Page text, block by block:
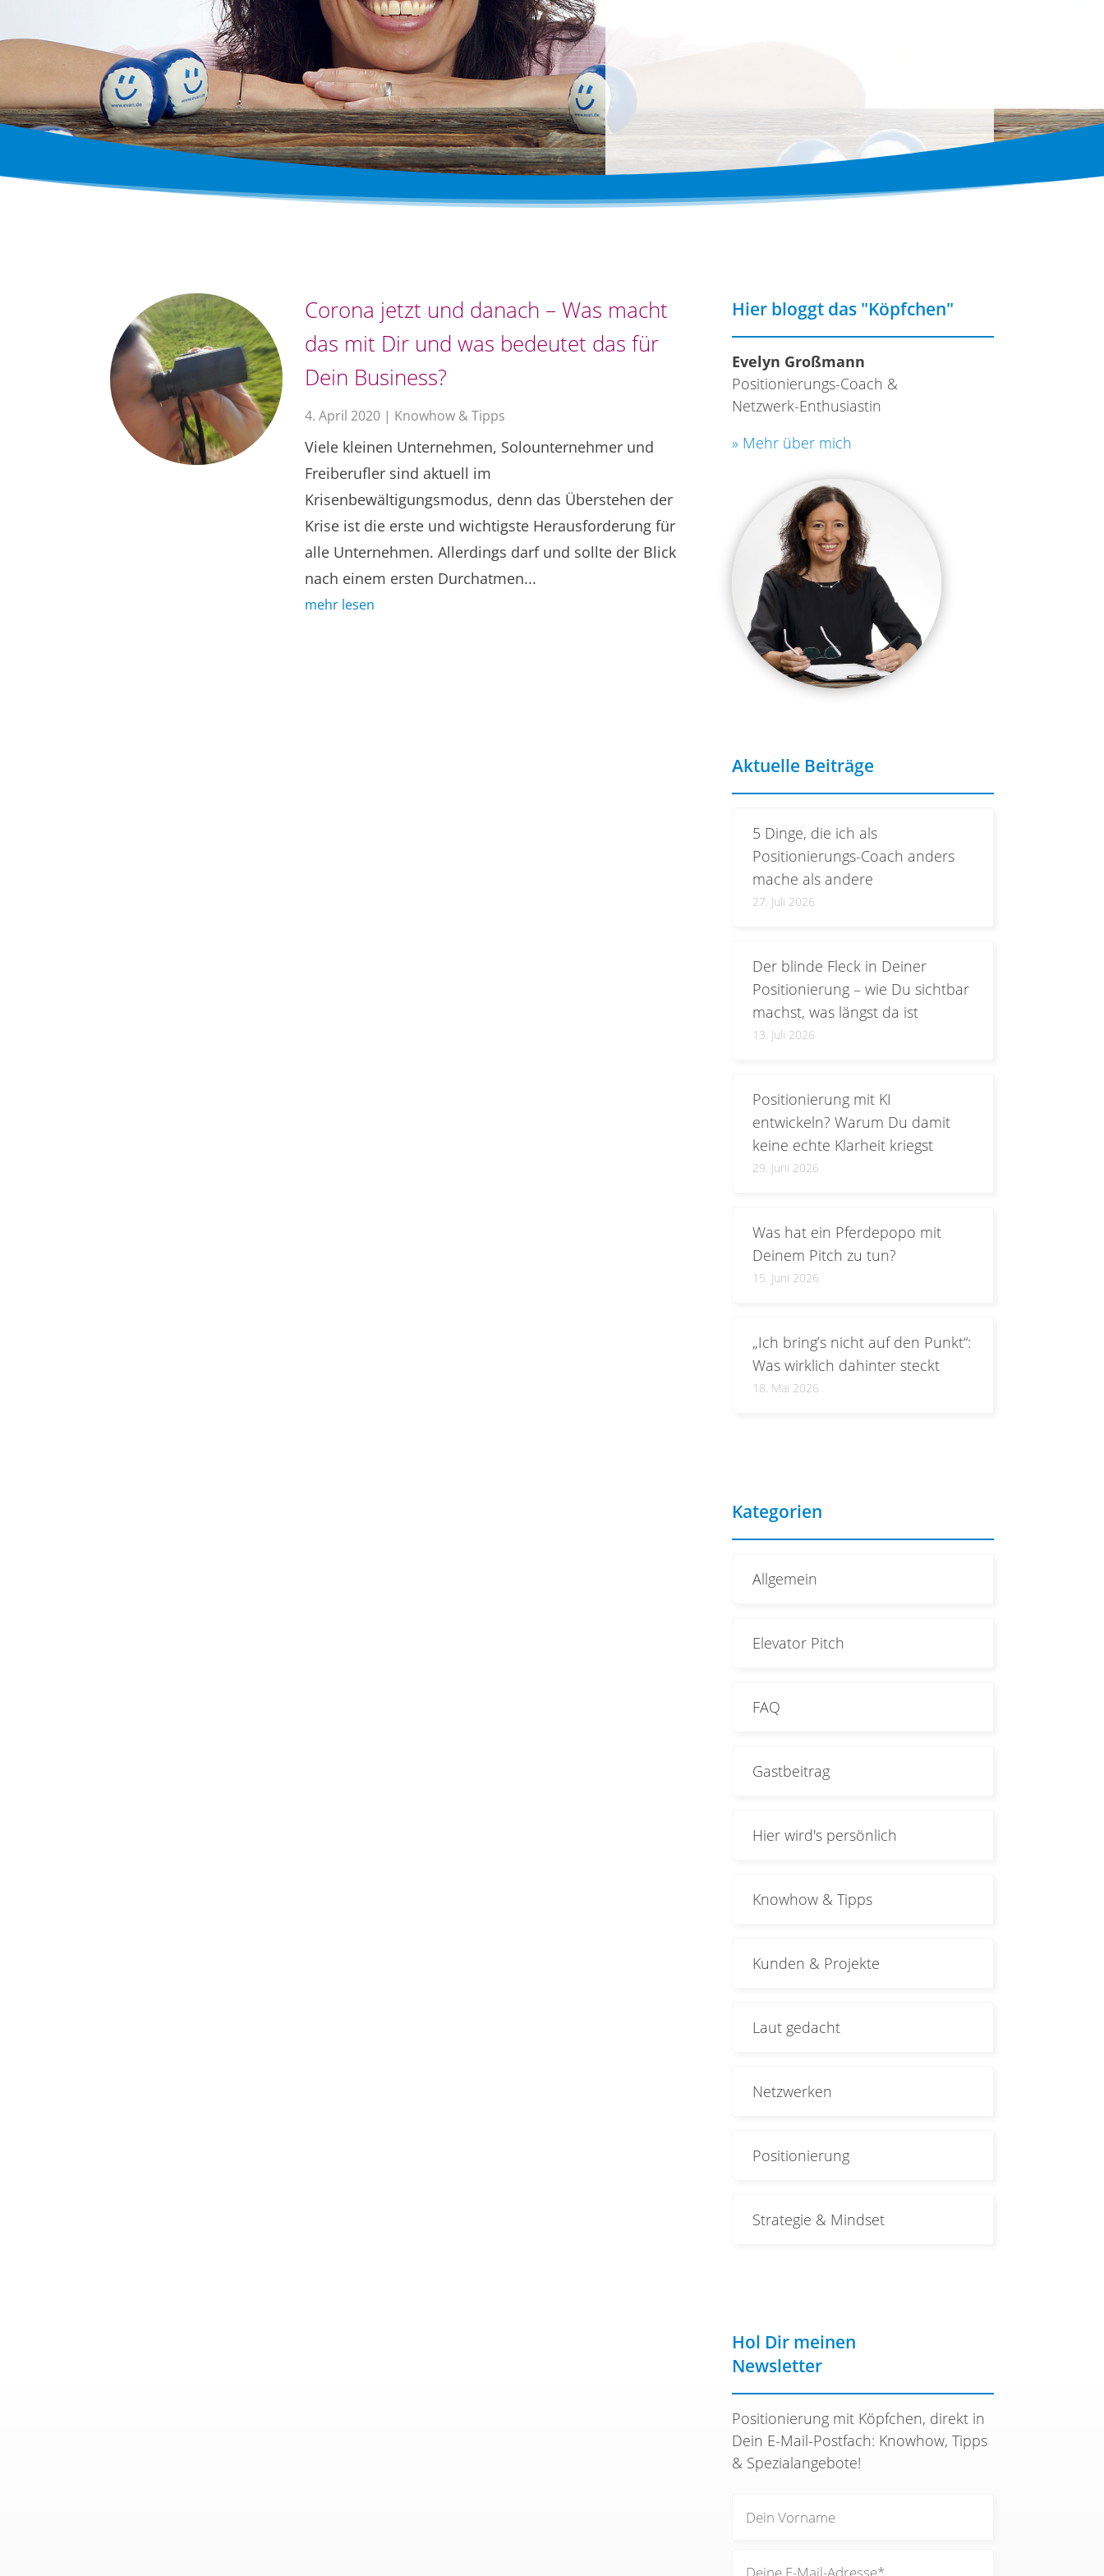
Corona jetzt und danach – Was macht
das mit Dir und was bedeutet das für
Dein Business?
4. April 2020 | Knowhow & Tipps
Viele kleinen Unternehmen, Solounternehmer und
Freiberufler sind aktuell im
Krisenbewältigungsmodus, denn das Überstehen der
Krise ist die erste und wichtigste Herausforderung für
alle Unternehmen. Allerdings darf und sollte der Blick
nach einem ersten Durchatmen...
mehr lesen
Hier bloggt das "Köpfchen"
Evelyn Großmann
Positionierungs-Coach &
Netzwerk-Enthusiastin
» Mehr über mich
Aktuelle Beiträge
5 Dinge, die ich als
Positionierungs-Coach anders
mache als andere
27. Juli 2026
Der blinde Fleck in Deiner
Positionierung – wie Du sichtbar
machst, was längst da ist
13. Juli 2026
Positionierung mit KI
entwickeln? Warum Du damit
keine echte Klarheit kriegst
29. Juni 2026
Was hat ein Pferdepopo mit
Deinem Pitch zu tun?
15. Juni 2026
„Ich bring’s nicht auf den Punkt“:
Was wirklich dahinter steckt
18. Mai 2026
Kategorien
Allgemein
Elevator Pitch
FAQ
Gastbeitrag
Hier wird's persönlich
Knowhow & Tipps
Kunden & Projekte
Laut gedacht
Netzwerken
Positionierung
Strategie & Mindset
Hol Dir meinen
Newsletter
Positionierung mit Köpfchen, direkt in
Dein E-Mail-Postfach: Knowhow, Tipps
& Spezialangebote!